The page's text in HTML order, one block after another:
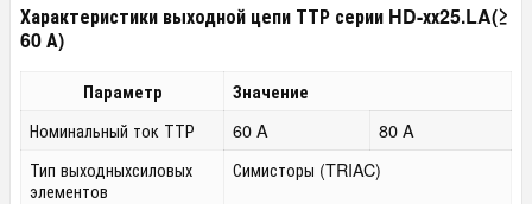
Характеристики выходной цепи ТТР серии HD-хх25.LA(≥
60 А)
Параметр Значение
Номинальный ток ТТР 60 A
80 A
Тип выходныхсиловых
элементов
Симисторы (TRIAC)